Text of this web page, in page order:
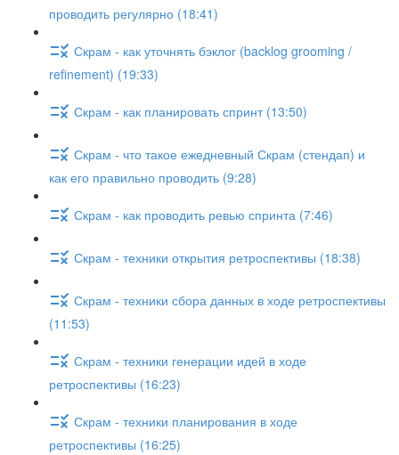
проводить регулярно (18:41)
Скрам - как уточнять бэклог (backlog grooming /
refinement) (19:33)
Скрам - как планировать спринт (13:50)
Скрам - что такое ежедневный Скрам (стендап) и
как его правильно проводить (9:28)
Скрам - как проводить ревью спринта (7:46)
Скрам - техники открытия ретроспективы (18:38)
Скрам - техники сбора данных в ходе ретроспективы
(11:53)
Скрам - техники генерации идей в ходе
ретроспективы (16:23)
Скрам - техники планирования в ходе
ретроспективы (16:25)